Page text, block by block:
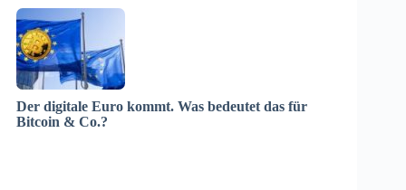
Der digitale Euro kommt. Was bedeutet das für
Bitcoin & Co.?